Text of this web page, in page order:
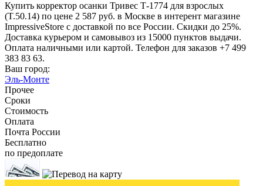
Купить корректор осанки Тривес Т-1774 для взрослых
(T.50.14) по цене 2 587 руб. в Москве в интерент магазине
ImpressiveStore с доставкой по все России. Скидки до 25%.
Доставка курьером и самовывоз из 15000 пунктов выдачи.
Оплата наличными или картой. Телефон для заказов +7 499
383 83 63.
Ваш город:
Эль-Монте
Прочее
Сроки
Стоимость
Оплата
Почта России
Бесплатно
по предоплате